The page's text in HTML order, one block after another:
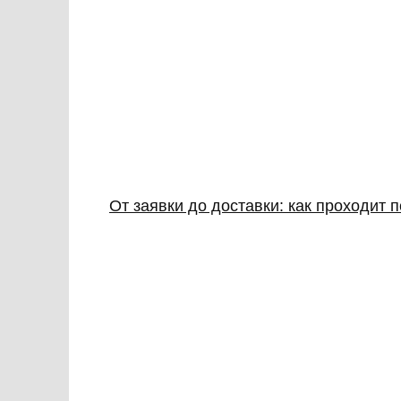
От заявки до доставки: как проходит